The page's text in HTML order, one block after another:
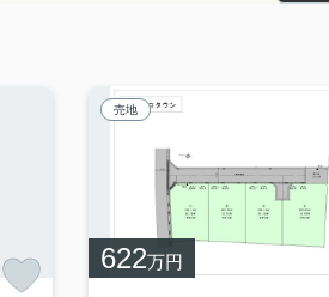
売地
622万円